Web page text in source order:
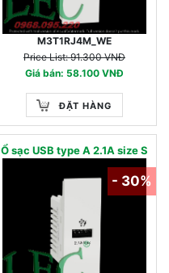
M3T1RJ4M_WE
Price List: 91.300 VNĐ
Giá bán: 58.100 VNĐ
ĐẶT HÀNG
Ổ sạc USB type A 2.1A size S
- 30%